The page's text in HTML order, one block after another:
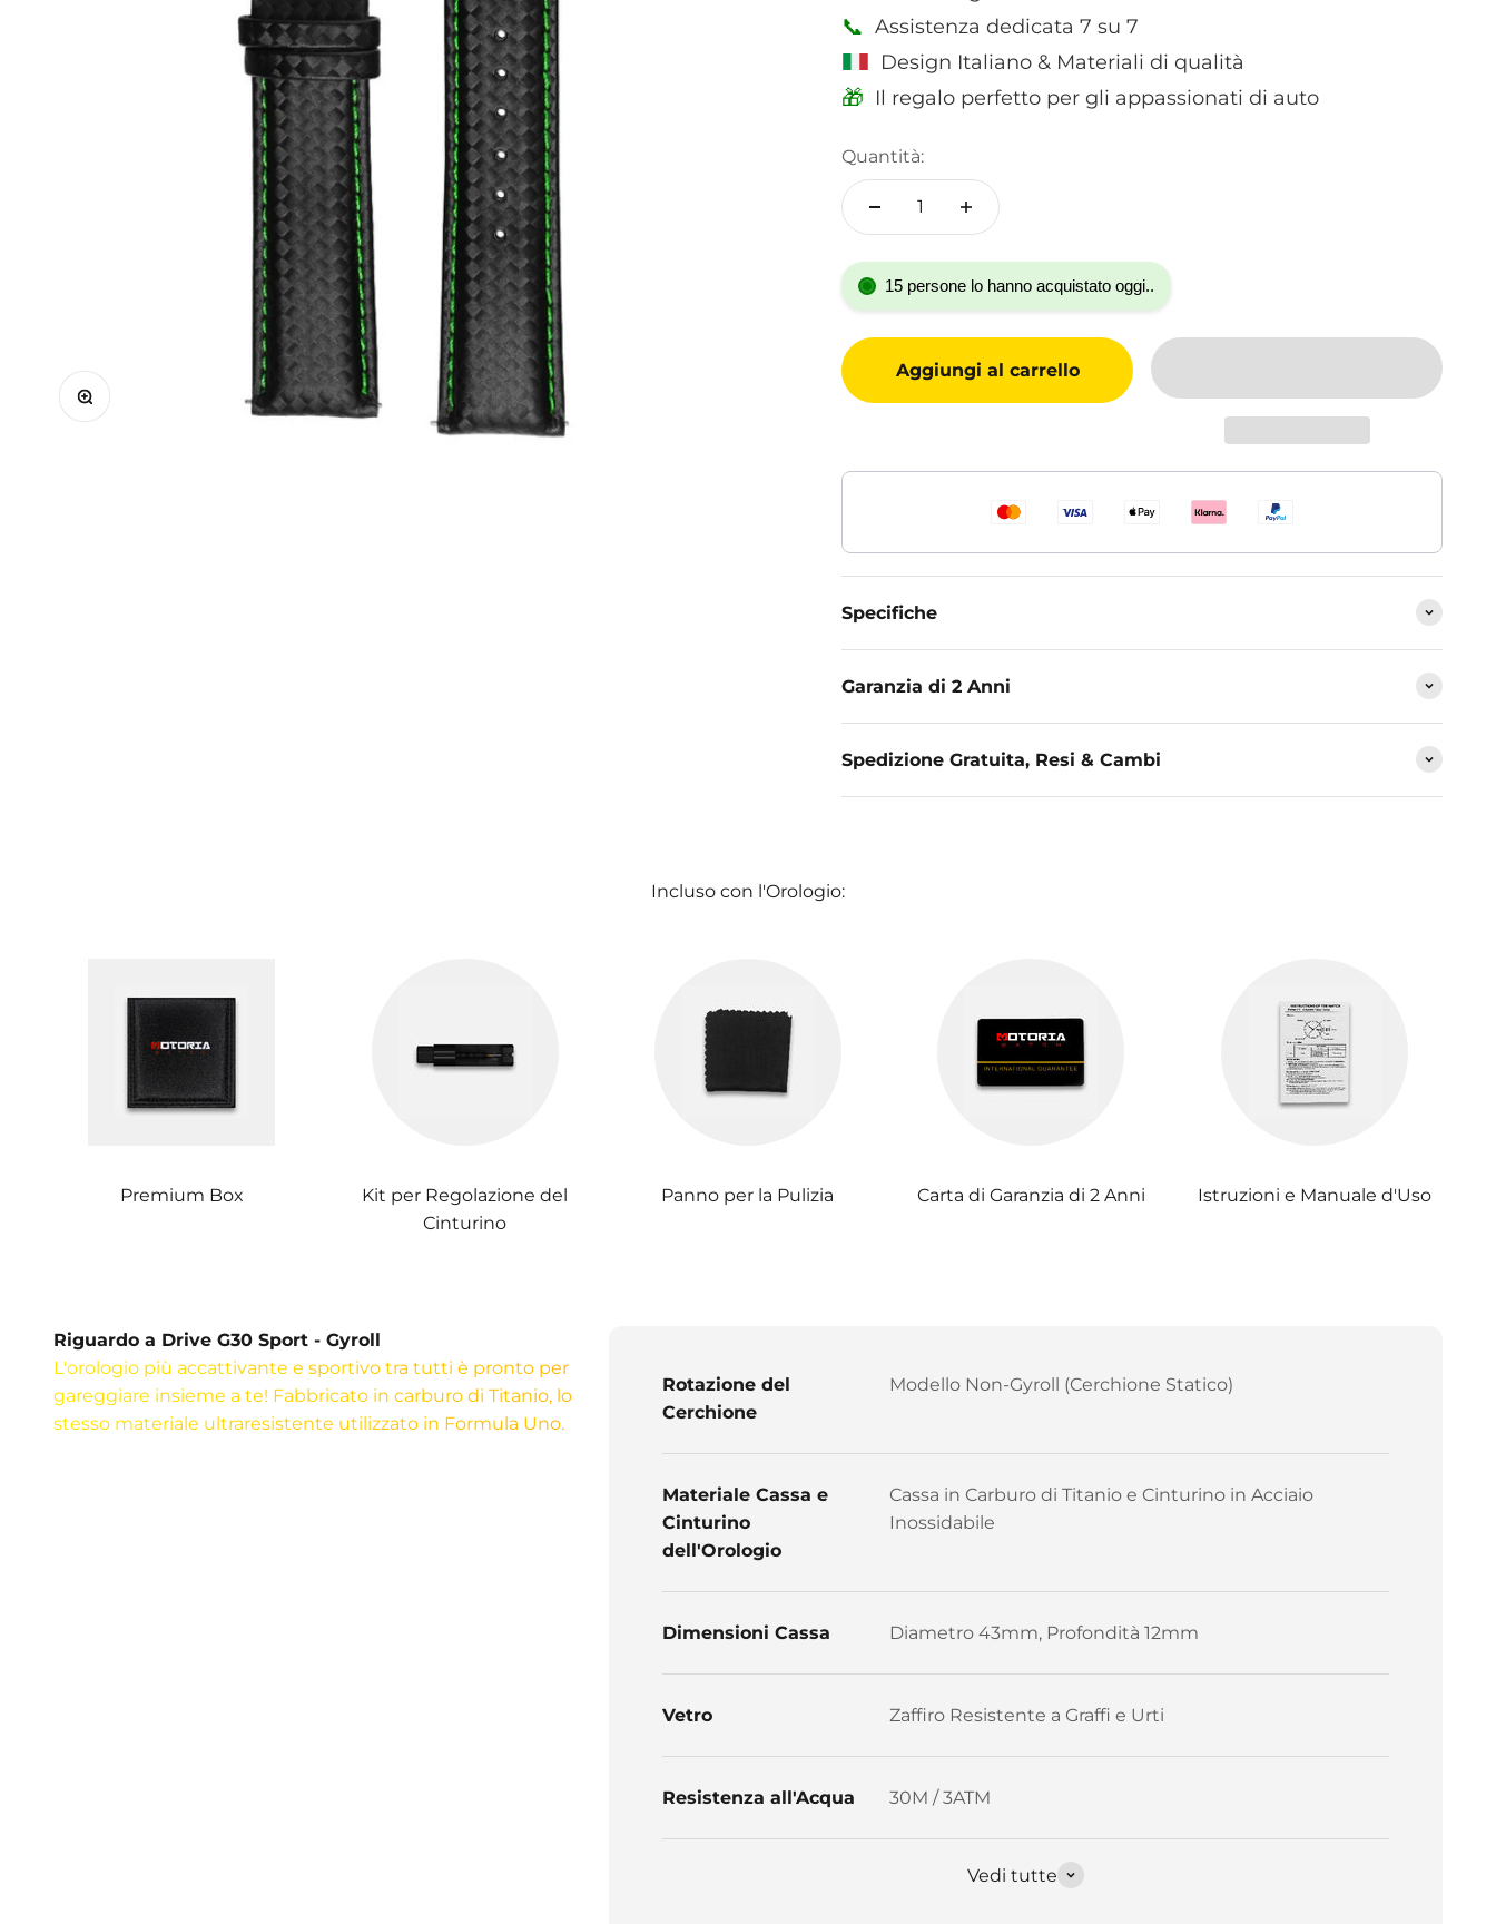
Ingrandisci immagine
📞 Assistenza dedicata 7 su 7
Design Italiano & Materiali di qualità
🎁 Il regalo perfetto per gli appassionati di auto
Quantità:
15 persone lo hanno acquistato oggi..
Aggiungi al carrello
Specifiche
Garanzia di 2 Anni
Spedizione Gratuita, Resi & Cambi
Incluso con l'Orologio:
Premium Box
Kit per Regolazione del
Cinturino
Panno per la Pulizia Carta di Garanzia di 2 Anni Istruzioni e Manuale d'Uso
Riguardo a Drive G30 Sport - Gyroll
L'orologio più accattivante e sportivo tra tutti è pronto per
gareggiare insieme a te! Fabbricato in carburo di Titanio, lo
stesso materiale ultraresistente utilizzato in Formula Uno.
Rotazione del
Cerchione
Modello Non-Gyroll (Cerchione Statico)
Materiale Cassa e
Cinturino
dell'Orologio
Cassa in Carburo di Titanio e Cinturino in Acciaio
Inossidabile
Dimensioni Cassa Diametro 43mm, Profondità 12mm
Vetro Zaffiro Resistente a Graffi e Urti
Resistenza all'Acqua 30M / 3ATM
Vedi tutte